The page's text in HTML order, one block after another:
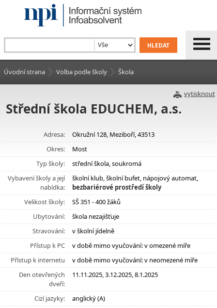
Úvodní strana Volba podle školy Škola
vytisknout
Střední škola EDUCHEM, a.s.
Adresa:
Okružní 128, Meziboří, 43513
Okres:
Most
Typ školy:
střední škola, soukromá
Vybavení školy a její
nabídka:
školní klub, školní bufet, nápojový automat,
bezbariérové prostředí školy
Velikost školy:
SŠ 351 - 400 žáků
Ubytování:
škola nezajišťuje
Stravování:
v školní jídelně
Přístup k PC
v době mimo vyučování: v omezené míře
Přístup k internetu
v době mimo vyučování: v neomezené míře
Den otevřených
dveří:
11.11.2025, 3.12.2025, 8.1.2025
Cizí jazyky:
anglický (A)